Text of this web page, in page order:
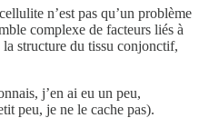
n’est pas qu’un problème
complexe de facteurs liés à
structure du tissu conjonctif,
j’en ai eu un peu,
peu, je ne le cache pas).